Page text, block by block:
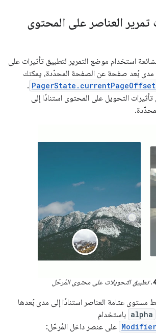
العناصر على المحتوى
استخدام موضع التمرير لتطبيق تأثيرات على
مدى بُعد صفحة عن الصفحة المحدّدة، يمكنك
.
التحويل على المحتوى استنادًا إلى
. تطبيق التحويلات على محتوى المُرحّل
مستوى عتامة العناصر استنادًا إلى مدى بُعدها
alpha باستخدام
على عنصر داخل المُرحّل: